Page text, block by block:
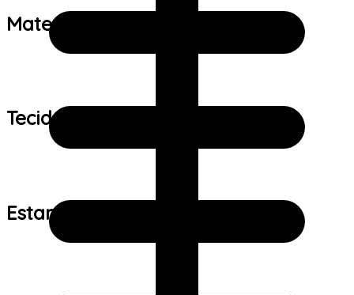
Material:
Tecido:
Estampa: